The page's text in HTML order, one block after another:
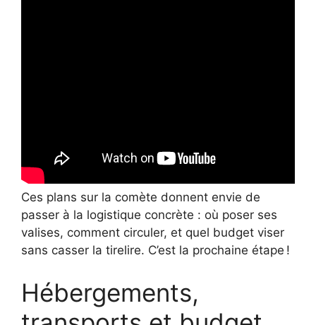
Ces plans sur la comète donnent envie de
passer à la logistique concrète : où poser ses
valises, comment circuler, et quel budget viser
sans casser la tirelire. C’est la prochaine étape !
Hébergements,